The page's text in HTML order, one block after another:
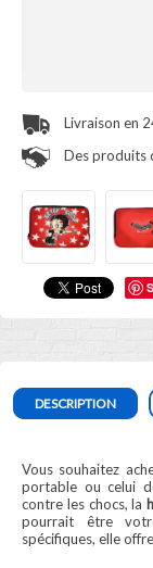
Livraison en
Des produits
DESCRIPTION
Vous souhaitez
portable ou celui
contre les chocs, la
pourrait être
spécifiques, elle